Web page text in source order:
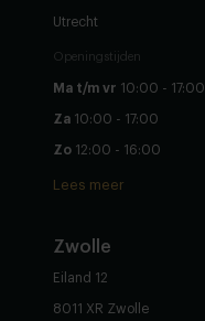
Utrecht
Openingstijden
Ma t/m vr 10:00 - 17:00
Za 10:00 - 17:00
Zo 12:00 - 16:00
Lees meer
Zwolle
Eiland 12
8011 XR Zwolle